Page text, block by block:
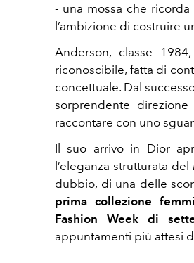
- una mossa che
l’ambizione di costruire
Anderson, classe
riconoscibile, fatta di
concettuale. Dal
sorprendente direzione
raccontare con uno
Il suo arrivo in Dior
l’eleganza strutturata del
dubbio, di una delle
prima collezione
Fashion Week di
appuntamenti più attesi